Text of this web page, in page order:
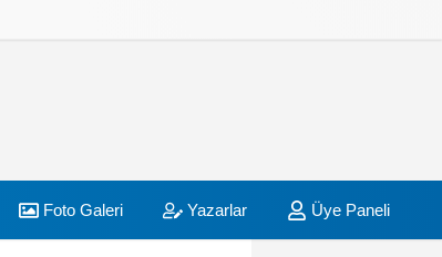
Foto Galeri Yazarlar Üye Paneli